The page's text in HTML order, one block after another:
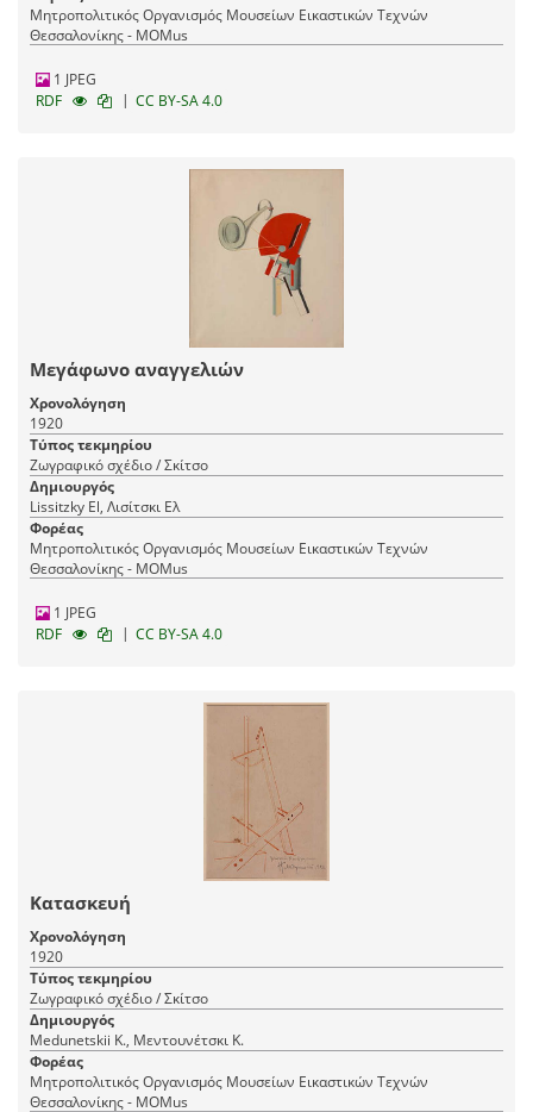
Μητροπολιτικός Οργανισμός Μουσείων Εικαστικών Τεχνών
Θεσσαλονίκης - MOMus
1 JPEG
RDF
| CC BY-SA 4.0
Μεγάφωνο αναγγελιών
Χρονολόγηση
1920
Τύπος τεκμηρίου
Ζωγραφικό σχέδιο / Σκίτσο
Δημιουργός
Lissitzky El, Λισίτσκι Ελ
Φορέας
Μητροπολιτικός Οργανισμός Μουσείων Εικαστικών Τεχνών
Θεσσαλονίκης - MOMus
1 JPEG
RDF
| CC BY-SA 4.0
Κατασκευή
Χρονολόγηση
1920
Τύπος τεκμηρίου
Ζωγραφικό σχέδιο / Σκίτσο
Δημιουργός
Medunetskii K., Μεντουνέτσκι Κ.
Φορέας
Μητροπολιτικός Οργανισμός Μουσείων Εικαστικών Τεχνών
Θεσσαλονίκης - MOMus